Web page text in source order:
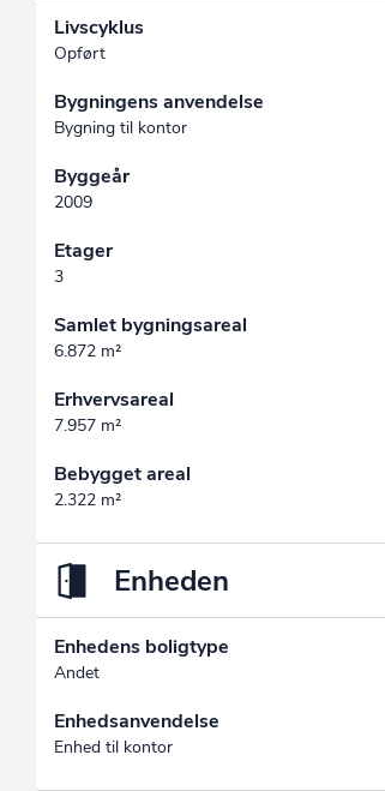
Livscyklus
Opført
Bygningens anvendelse
Bygning til kontor
Byggeår
2009
Etager
3
Samlet bygningsareal
6.872 m²
Erhvervsareal
7.957 m²
Bebygget areal
2.322 m²
Enheden
Enhedens boligtype
Andet
Enhedsanvendelse
Enhed til kontor